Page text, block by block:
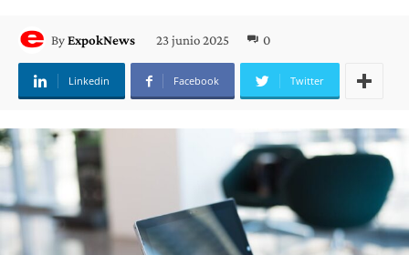
ByExpokNews 23 junio 2025 0
Linkedin Facebook Twitter